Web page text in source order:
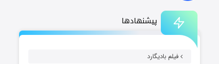
پیشنهادها
فیلم بادیگارد